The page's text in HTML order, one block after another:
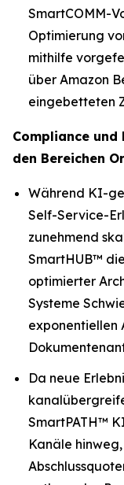
SmartCOMM-
Optimierung
mithilfe
über Amazon
eingebetteten
Compliance
den Bereichen
Während KI-
Self-Service-
zunehmend
SmartHUB™
optimierter
Systeme
exponentiellen
Da neue
SmartPATH™
Kanäle